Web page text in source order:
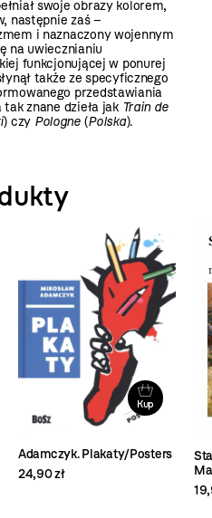
swoje obrazy kolorem,
następnie zaś –
i naznaczony wojennym
na uwiecznianiu
funkcjonującej w ponurej
także ze specyficznego
przedstawiania
znane dzieła jak Train de
) czy Pologne(Polska).
Kup
Adamczyk. Plakaty/Posters
24,90 zł